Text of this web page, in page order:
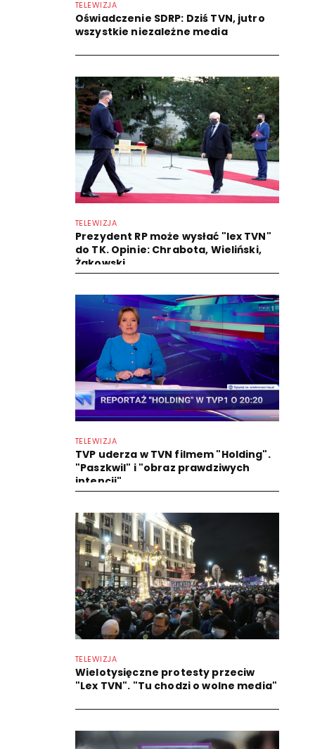
TELEWIZJA
Oświadczenie SDRP: Dziś TVN, jutro
wszystkie niezależne media
TELEWIZJA
Prezydent RP może wysłać "lex TVN"
do TK. Opinie: Chrabota, Wieliński,
Żakowski...
TELEWIZJA
TVP uderza w TVN filmem "Holding".
"Paszkwil" i "obraz prawdziwych
intencji"
TELEWIZJA
Wielotysięczne protesty przeciw
"Lex TVN". "Tu chodzi o wolne media"